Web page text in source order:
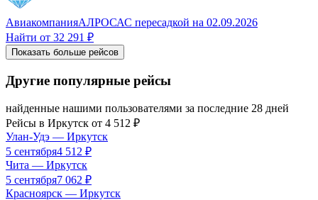
АвиакомпанияАЛРОСАС пересадкой на 02.09.2026
Найти от 32 291 ₽
Показать больше рейсов
Другие популярные рейсы
найденные нашими пользователями за последние 28 дней
Рейсы в Иркутск от 4 512 ₽
Улан-Удэ — Иркутск
5 сентября4 512 ₽
Чита — Иркутск
5 сентября7 062 ₽
Красноярск — Иркутск